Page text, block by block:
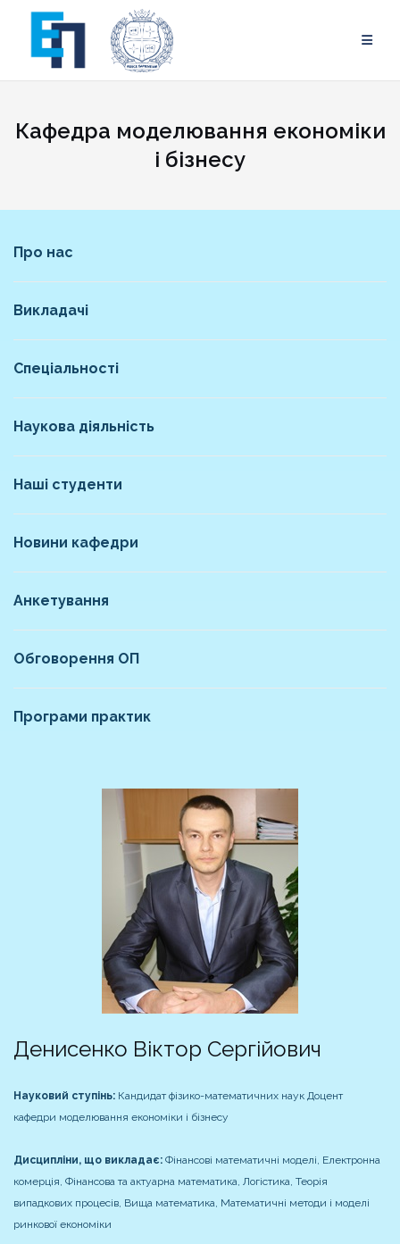
content
Кафедра моделювання економіки
і бізнесу
Про нас
Викладачі
Спеціальності
Наукова діяльність
Наші студенти
Новини кафедри
Анкетування
Обговорення ОП
Програми практик
Денисенко Віктор Сергійович
Науковий ступінь: Кандидат фізико-математичних наук Доцент
кафедри моделювання економіки і бізнесу
Дисципліни, що викладає: Фінансові математичні моделі, Електронна
комерція, Фінансова та актуарна математика, Логістика, Теорія
випадкових процесів, Вища математика, Математичні методи і моделі
ринкової економіки